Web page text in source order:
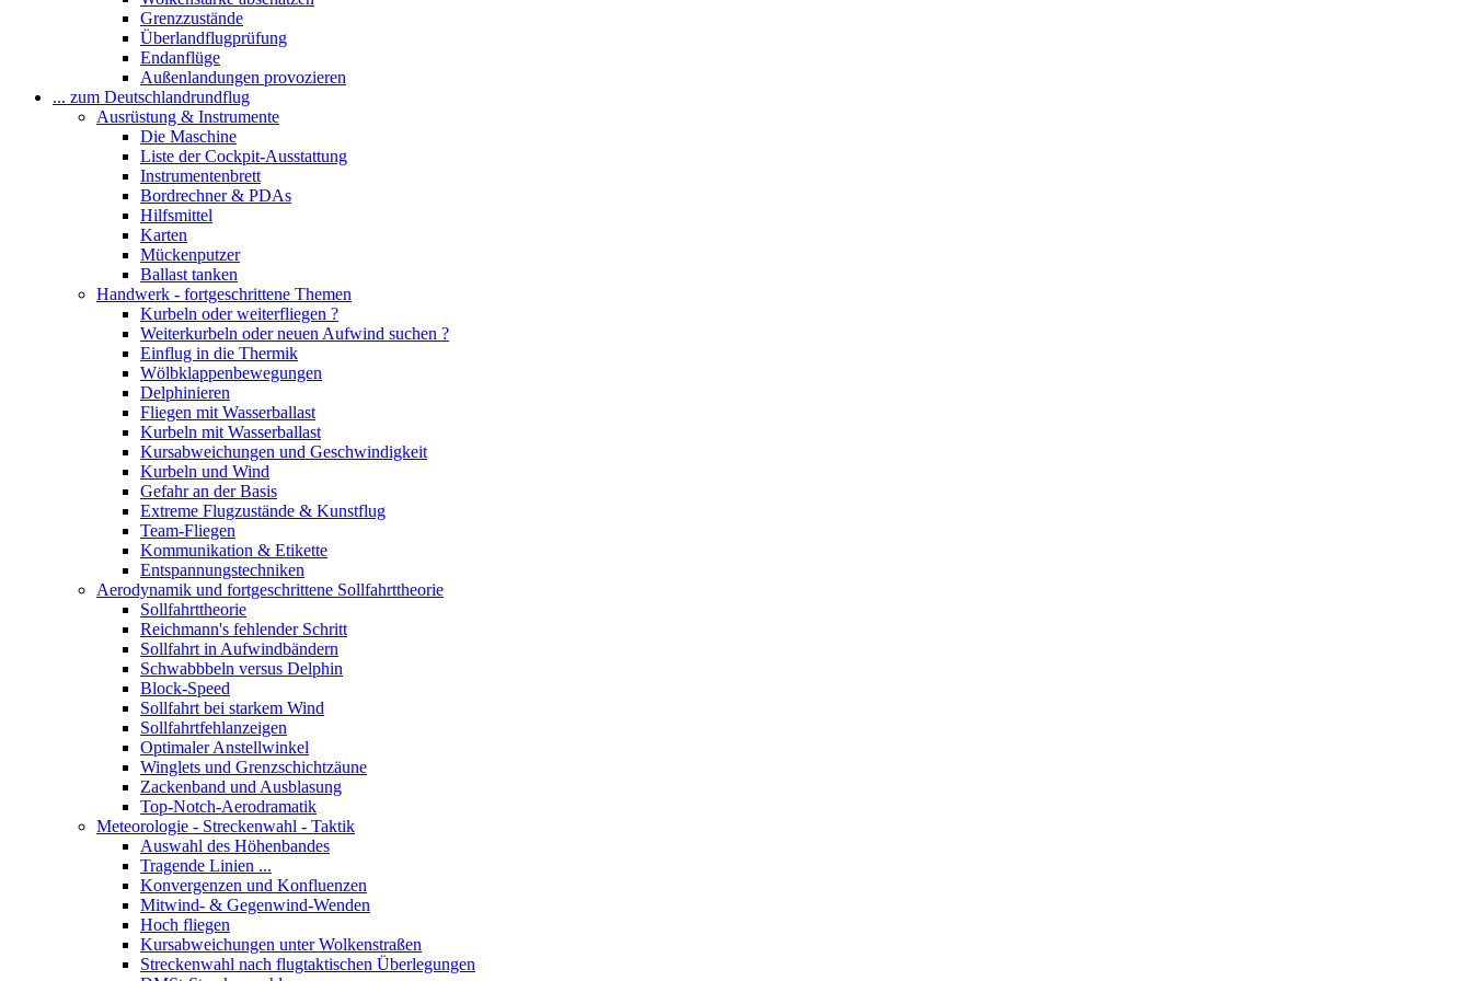
Grenzzustände
Überlandflugprüfung
Endanflüge
Außenlandungen provozieren
... zum Deutschlandrundflug
Ausrüstung & Instrumente
Die Maschine
Liste der Cockpit-Ausstattung
Instrumentenbrett
Bordrechner & PDAs
Hilfsmittel
Karten
Mückenputzer
Ballast tanken
Handwerk - fortgeschrittene Themen
Kurbeln oder weiterfliegen ?
Weiterkurbeln oder neuen Aufwind suchen ?
Einflug in die Thermik
Wölbklappenbewegungen
Delphinieren
Fliegen mit Wasserballast
Kurbeln mit Wasserballast
Kursabweichungen und Geschwindigkeit
Kurbeln und Wind
Gefahr an der Basis
Extreme Flugzustände & Kunstflug
Team-Fliegen
Kommunikation & Etikette
Entspannungstechniken
Aerodynamik und fortgeschrittene Sollfahrttheorie
Sollfahrttheorie
Reichmann's fehlender Schritt
Sollfahrt in Aufwindbändern
Schwabbbeln versus Delphin
Block-Speed
Sollfahrt bei starkem Wind
Sollfahrtfehlanzeigen
Optimaler Anstellwinkel
Winglets und Grenzschichtzäune
Zackenband und Ausblasung
Top-Notch-Aerodramatik
Meteorologie - Streckenwahl - Taktik
Auswahl des Höhenbandes
Tragende Linien ...
Konvergenzen und Konfluenzen
Mitwind- & Gegenwind-Wenden
Hoch fliegen
Kursabweichungen unter Wolkenstraßen
Streckenwahl nach flugtaktischen Überlegungen